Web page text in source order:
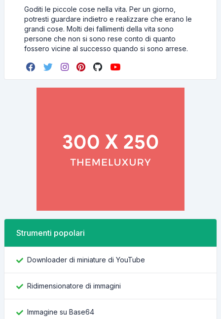
Goditi le piccole cose nella vita. Per un giorno,
potresti guardare indietro e realizzare che erano le
grandi cose. Molti dei fallimenti della vita sono
persone che non si sono rese conto di quanto
fossero vicine al successo quando si sono arrese.
Strumenti popolari
Downloader di miniature di YouTube
Ridimensionatore di immagini
Immagine su Base64